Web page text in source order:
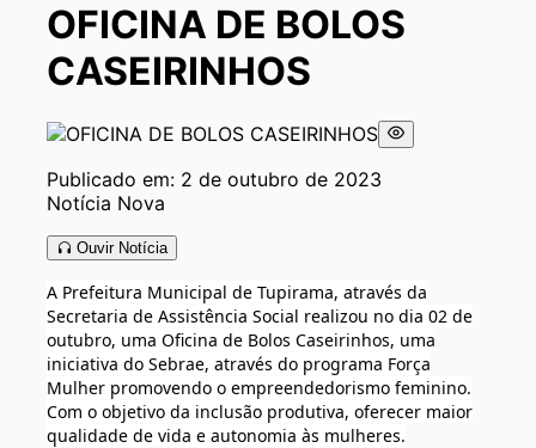
OFICINA DE BOLOS
CASEIRINHOS
Publicado em: 2 de outubro de 2023
Notícia Nova
Ouvir Notícia
A Prefeitura Municipal de Tupirama, através da
Secretaria de Assistência Social realizou no dia 02 de
outubro, uma Oficina de Bolos Caseirinhos, uma
iniciativa do Sebrae, através do programa Força
Mulher promovendo o empreendedorismo feminino.
Com o objetivo da inclusão produtiva, oferecer maior
qualidade de vida e autonomia às mulheres.